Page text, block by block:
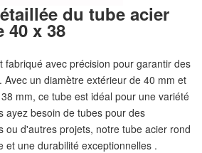
du tube acier
40 x 38
fabriqué avec précision pour garantir des
un diamètre extérieur de 40 mm et
mm, ce tube est idéal pour une variété
ayez besoin de tubes pour des
ou d'autres projets, notre tube acier rond
et une durabilité exceptionnelles .